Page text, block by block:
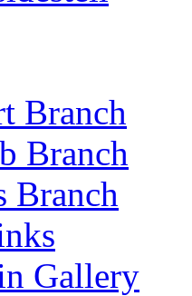
Branch
Branch
Branch
Gallery